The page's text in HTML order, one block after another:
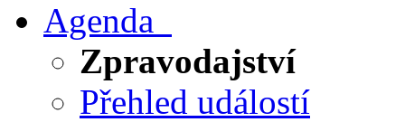
Agenda
Zpravodajství
Přehled událostí